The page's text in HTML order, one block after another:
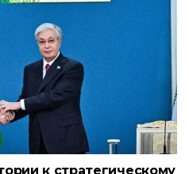
к стратегическому